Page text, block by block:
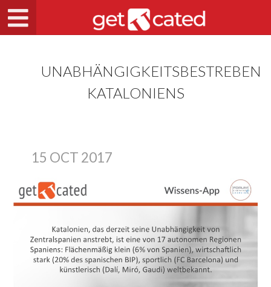
UNABHÄNGIGKEITSBESTREBEN
KATALONIENS
15 OCT 2017